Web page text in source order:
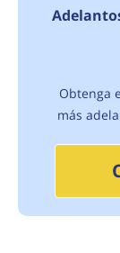
Obtenga
más